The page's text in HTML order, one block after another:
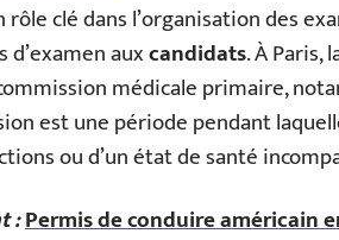
rôle clé dans l’organisation des
auxcandidats. À Paris,
médicale primaire,
est une période pendant
ou d’un état de santé
:Permis de conduire américain